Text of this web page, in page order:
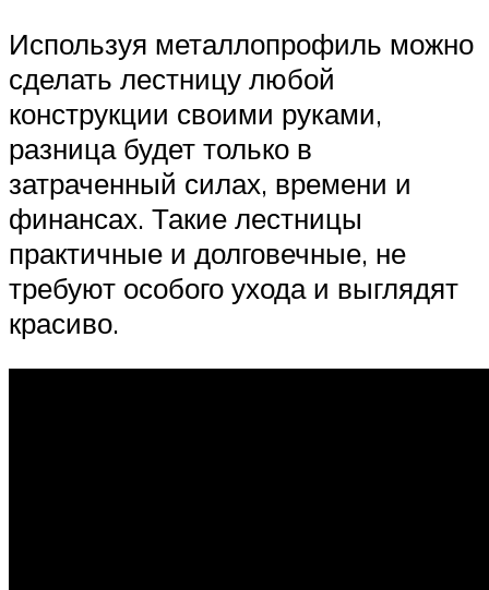
Используя металлопрофиль можно
сделать лестницу любой
конструкции своими руками,
разница будет только в
затраченный силах, времени и
финансах. Такие лестницы
практичные и долговечные, не
требуют особого ухода и выглядят
красиво.